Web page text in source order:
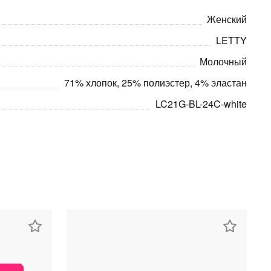
Женский
LETTY
Молочный
71% хлопок, 25% полиэстер, 4% эластан
LC21G-BL-24C-white